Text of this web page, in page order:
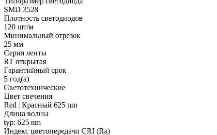
SMD 3528
Плотность светодиодов
120 шт/м
Минимальный отрезок
25 мм
Серия ленты
RT открытая
Гарантийный срок
5 год(а)
Светотехнические
Цвет свечения
Red | Красный 625 nm
Длина волны
typ: 625 nm
Индекс цветопередачи CRI (Ra)